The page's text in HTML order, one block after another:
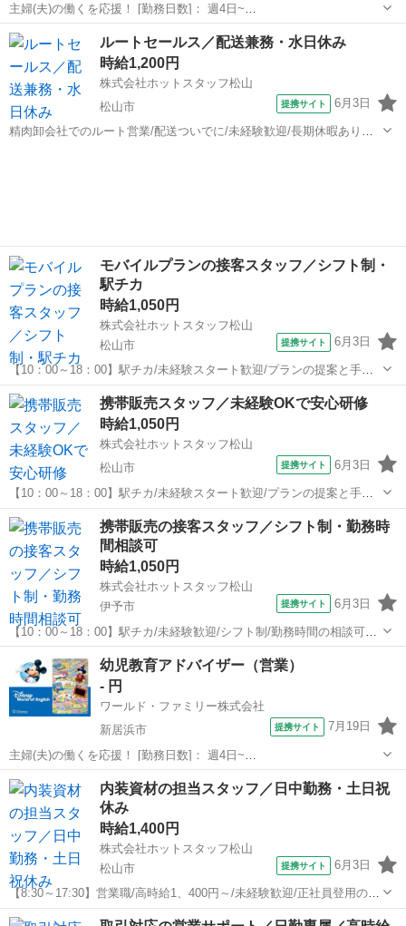
主婦(夫)の働くを応援！ [勤務日数]： 週4日~
10:00~17:00/10:00~16:00/10:00~15:00/09:30~14:00 [勤務地・最寄
駅]： 愛媛県伊予郡 ※勤務エリア選択可 ワールド・ファ...
愛媛 営業
ルートセールス／配送兼務・水日休み
時給1,200円
株式会社ホットスタッフ松山
松山市
提携サイト 6月3日
精肉卸会社でのルート営業/配送ついでに/未経験歓迎/長期休暇あり
モバイルプランの接客スタッフ／シフト制・
駅チカ
時給1,050円
株式会社ホットスタッフ松山
松山市
提携サイト 6月3日
【10：00～18：00】駅チカ/未経験スタート歓迎/プランの提案と手続
き/制服支給あり/シフト制 【仕事内容】
———————————————————— ◆◆ お仕事内容
◆◆ ————————————————————...
愛媛 松山市 営業
携帯販売スタッフ／未経験OKで安心研修
時給1,050円
株式会社ホットスタッフ松山
松山市
提携サイト 6月3日
【10：00～18：00】駅チカ/未経験スタート歓迎/プランの提案と手続
き/制服支給あり/シフト制 【仕事内容】
———————————————————— ◆◆ お仕事内容
◆◆ ————————————————————...
愛媛 松山市 営業
携帯販売の接客スタッフ／シフト制・勤務時
間相談可
時給1,050円
株式会社ホットスタッフ松山
伊予市
提携サイト 6月3日
【10：00～18：00】駅チカ/未経験歓迎/シフト制/勤務時間の相談可能/
正社員登用のチャンスあり 【仕事内容】
———————————————————— ◆◆ お仕事内容
◆◆ ———————————————————...
伊予市 営業
幼児教育アドバイザー（営業）
- 円
ワールド・ファミリー株式会社
新居浜市
提携サイト 7月19日
主婦(夫)の働くを応援！ [勤務日数]： 週4日~
10:00~17:00/10:00~16:00/10:00~15:00/09:30~14:00 [勤務地・最寄
駅]： 愛媛県新居浜市 ※勤務エリア選択可 ワールド・フ...
愛媛 新居浜市 営業
内装資材の担当スタッフ／日中勤務・土日祝
休み
時給1,400円
株式会社ホットスタッフ松山
松山市
提携サイト 6月3日
【8:30～17:30】営業職/高時給1、400円～/未経験歓迎/正社員登用のチ
ャンスあり/長期休暇あり 【仕事内容】
愛媛 松山市 営業